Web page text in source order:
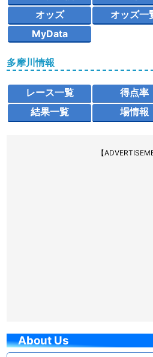
オッズ
オッズ一
MyData
多摩川情報
レース一覧 得点率
結果一覧
場情報
【
About Us